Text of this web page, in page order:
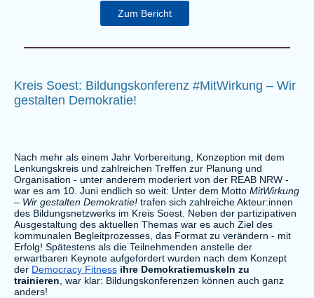
Zum Bericht
Kreis Soest: Bildungskonferenz #MitWirkung – Wir
gestalten Demokratie!
Nach mehr als einem Jahr Vorbereitung, Konzeption mit dem
Lenkungskreis und zahlreichen Treffen zur Planung und
Organisation - unter anderem moderiert von der REAB NRW -
war es am 10. Juni endlich so weit: Unter dem Motto MitWirkung
– Wir gestalten Demokratie! trafen sich zahlreiche Akteur:innen
des Bildungsnetzwerks im Kreis Soest. Neben der partizipativen
Ausgestaltung des aktuellen Themas war es auch Ziel des
kommunalen Begleitprozesses, das Format zu verändern - mit
Erfolg! Spätestens als die Teilnehmenden anstelle der
erwartbaren Keynote aufgefordert wurden nach dem Konzept
der Democracy Fitness ihre Demokratiemuskeln zu
trainieren , war klar: Bildungskonferenzen können auch ganz
anders!